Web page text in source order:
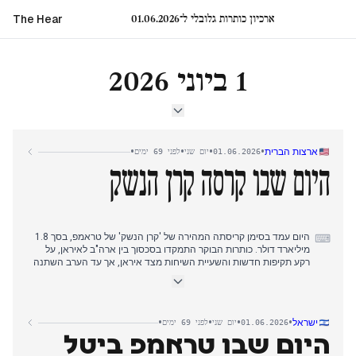
The Hear ארכיון כותרות גלובלי ל־01.06.2026
1 ביוני 2026
ארצות הברית•
01.06.2026
•יום שני•לפני 69 ימים •
היום שבו קרסה קרן הנשק
⌨
היום עמד בסימן קריסתה המהירה של 'קרן הנשק' של טראמפ, בסך 1.8
מיליארד דולר. כותרות הבוקר התמקדו בסכסוך בין ארה"ב לאיראן, על
רקע תקיפות חדשות והשעיית השיחות מצד איראן, אך עד הערב השתנה
את פעילות הקרן בעקבות צו בית משפט ותגובת נגד חריגה מצד
השיחות הופסקו, בעוד טראמפ התעקש שהן נמשכות. גם שערוריית
הסקסטינג של גרהם פלאטנר זכתה לסיקור, כאשר אשתו הופיעה לצדו
בסרטון שנועד לצמצום נזקים.
ישראל•
01.06.2026
•יום שני•לפני 69 ימים •
היום שבו טראמפ ביטל